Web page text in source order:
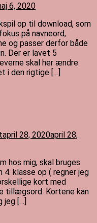
6, 2020
op til download, som
på navneord,
og passer derfor både
Der er lavet 5
skal her ændre
i den rigtige […]
april 28, 2020april 28,
hos mig, skal bruges
klasse op ( regner jeg
kort med
tillægsord. Kortene kan
jeg […]